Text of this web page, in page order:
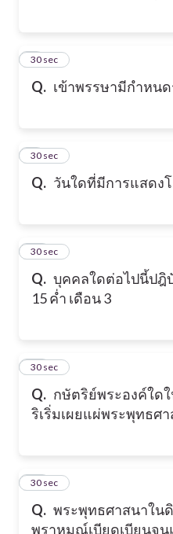
Q. เข้าพรรษามีกำหน
8
30 sec
Q. วันใดที่มีการแสดง
9
30 sec
Q. บุคคลใดต่อไปนี้ปฎิ
15 คํ่า เดือน 3
10
30 sec
Q. กษัตริย์พระองค์ใด
ริเริ่มเผยแผ่พระพุทธศ
11
30 sec
Q. พระพุทธศาสนาใน
พราหมณ์เบียดเบียนจ
12
30 sec